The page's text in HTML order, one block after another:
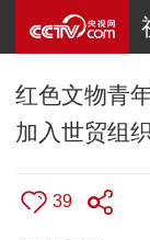
红色文物青
加入世贸组织
39